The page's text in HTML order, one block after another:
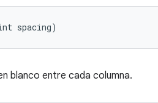
spacing)
blanco entre cada columna.